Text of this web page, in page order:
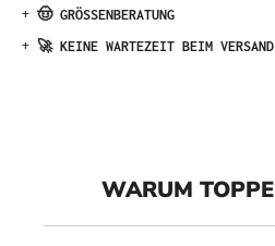
+ 🤠 GRÖSSENBERATUNG
+ 🚀 KEINE WARTEZEIT BEIM VERSAND
WARUM